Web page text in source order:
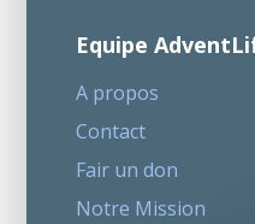
Equipe
A propos
Contact
Fair un don
Notre Mission